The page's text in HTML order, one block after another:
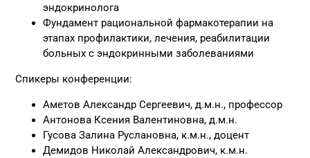
эндокринолога
Фундамент рациональной фармакотерапии на
этапах профилактики, лечения, реабилитации
больных с эндокринными заболеваниями
Спикеры конференции:
Аметов Александр Сергеевич, д.м.н., профессор
Антонова Ксения Валентиновна, д.м.н.
Гусова Залина Руслановна, к.м.н., доцент
Демидов Николай Александрович, к.м.н.